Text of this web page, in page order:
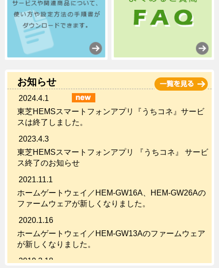
お知らせ
2024.4.1
東芝HEMSスマートフォンアプリ『うちコネ』サービ
スは終了しました。
2023.4.3
東芝HEMSスマートフォンアプリ 『うちコネ』 サービ
ス終了のお知らせ
2021.11.1
ホームゲートウェイ／HEM-GW16A、HEM-GW26Aの
ファームウェアが新しくなりました。
2020.1.16
ホームゲートウェイ／HEM-GW13Aのファームウェア
が新しくなりました。
2019.3.18